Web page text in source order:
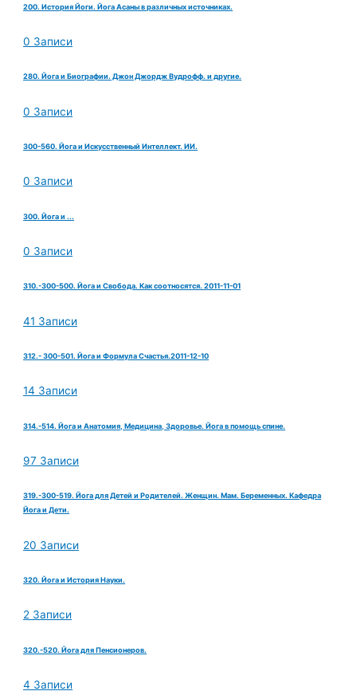
200. История Йоги. Йога Асаны в различных источниках.
0 Записи
280. Йога и Биографии. Джон Джордж Вудрофф. и другие.
0 Записи
300-560. Йога и Искусственный Интеллект. ИИ.
0 Записи
300. Йога и ...
0 Записи
310.-300-500. Йога и Свобода. Как соотносятся. 2011-11-01
41 Записи
312.- 300-501. Йога и Формула Счастья.2011-12-10
14 Записи
314.-514. Йога и Анатомия, Медицина, Здоровье. Йога в помощь спине.
97 Записи
319.-300-519. Йога для Детей и Родителей. Женщин. Мам. Беременных. Кафедра
Йога и Дети.
20 Записи
320. Йога и История Науки.
2 Записи
320.-520. Йога для Пенсионеров.
4 Записи